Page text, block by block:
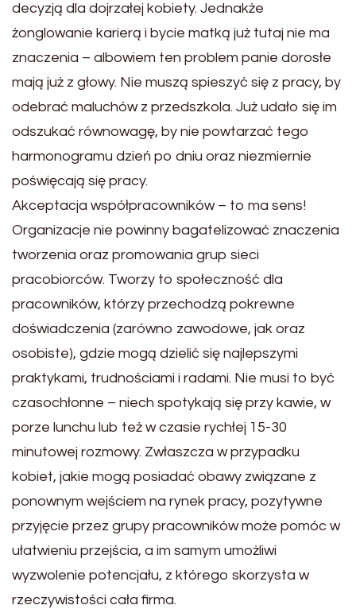
decyzją dla dojrzałej kobiety. Jednakże
żonglowanie karierą i bycie matką już tutaj nie ma
znaczenia – albowiem ten problem panie dorosłe
mają już z głowy. Nie muszą spieszyć się z pracy, by
odebrać maluchów z przedszkola. Już udało się im
odszukać równowagę, by nie powtarzać tego
harmonogramu dzień po dniu oraz niezmiernie
poświęcają się pracy.
Akceptacja współpracowników – to ma sens!
Organizacje nie powinny bagatelizować znaczenia
tworzenia oraz promowania grup sieci
pracobiorców. Tworzy to społeczność dla
pracowników, którzy przechodzą pokrewne
doświadczenia (zarówno zawodowe, jak oraz
osobiste), gdzie mogą dzielić się najlepszymi
praktykami, trudnościami i radami. Nie musi to być
czasochłonne – niech spotykają się przy kawie, w
porze lunchu lub też w czasie rychłej 15-30
minutowej rozmowy. Zwłaszcza w przypadku
kobiet, jakie mogą posiadać obawy związane z
ponownym wejściem na rynek pracy, pozytywne
przyjęcie przez grupy pracowników może pomóc w
ułatwieniu przejścia, a im samym umożliwi
wyzwolenie potencjału, z którego skorzysta w
rzeczywistości cała firma.